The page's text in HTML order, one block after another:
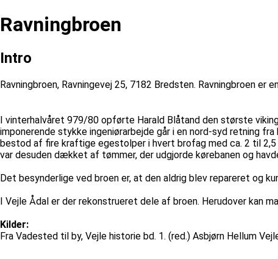
Ravningbroen
Intro
Ravningbroen, Ravningevej 25, 7182 Bredsten. Ravningbroen er
I vinterhalvåret 979/80 opførte Harald Blåtand den største
imponerende stykke ingeniørarbejde går i en nord-syd retning
bestod af fire kraftige egestolper i hvert brofag med ca. 2 til
var desuden dækket af tømmer, der udgjorde kørebanen og
Det besynderlige ved broen er, at den aldrig blev repareret og
I Vejle Ådal er der rekonstrueret dele af broen. Herudover kan
Kilder:
Fra Vadested til by, Vejle historie bd. 1. (red.) Asbjørn Hellum